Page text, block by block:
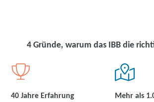
4 Gründe, warum das IBB die
40 Jahre Erfahrung Mehr als